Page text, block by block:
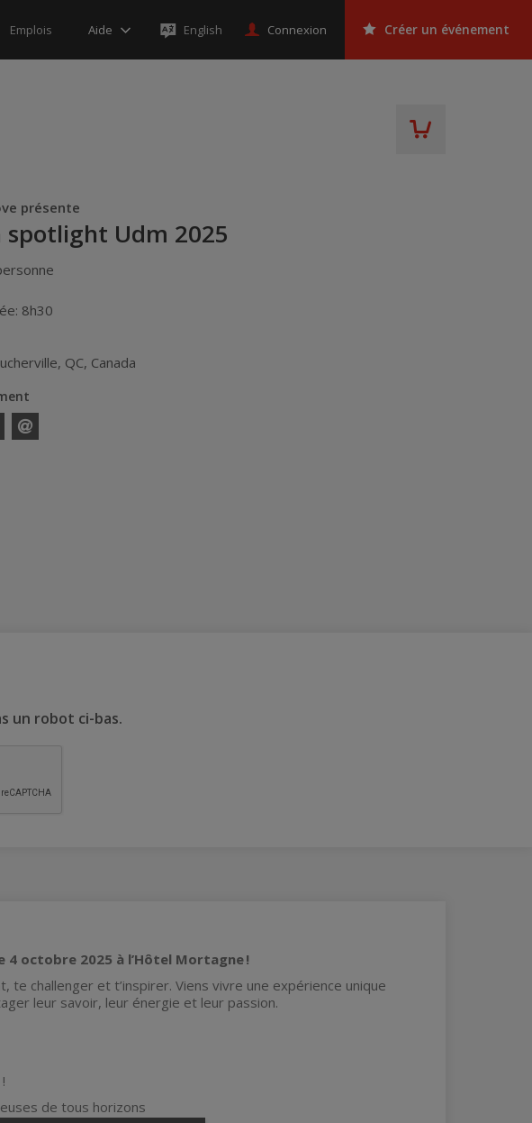
Emplois Aide English Connexion Créer un événement
présente
spotlight Udm 2025
8h30
, QC, Canada
Envoyer
un robot ci-bas.
octobre 2025 à l’Hôtel Mortagne !
challenger et t’inspirer. Viens vivre une expérience unique
leur savoir, leur énergie et leur passion.
de tous horizons